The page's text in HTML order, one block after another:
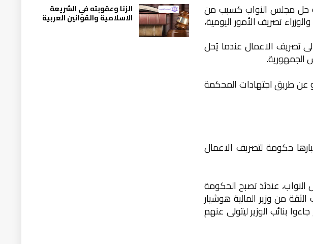
غير مباشر الى حالة حل مجلس النواب كسبب من
تصريف الأمور اليومية،
تصريف الاعمال عندما يُحل
عن طريق اجتهادات المحكمة
حكومة لتصريف الاعمال
النواب، عندئذ تصبح الحكومة
من وزير المالية هوشيار
واليومية ثم جاءوا بنائب الوزير ليتولى عنهم
الزنا وعقوبته في الشريعة
الاسلامية والقوانين العربية